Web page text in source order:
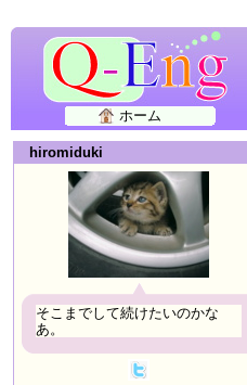
ホーム
hiromiduki
そこまでして続けたいのかな
あ。